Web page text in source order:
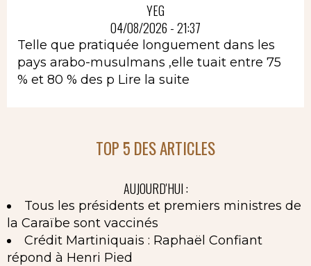
YEG
04/08/2026 - 21:37
Telle que pratiquée longuement dans les
pays arabo-musulmans ,elle tuait entre 75
% et 80 % des p Lire la suite
TOP 5 DES ARTICLES
AUJOURD'HUI :
Tous les présidents et premiers ministres de
la Caraïbe sont vaccinés
Crédit Martiniquais : Raphaël Confiant
répond à Henri Pied